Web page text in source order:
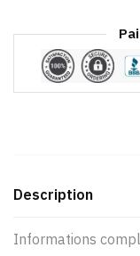
Description
Informations